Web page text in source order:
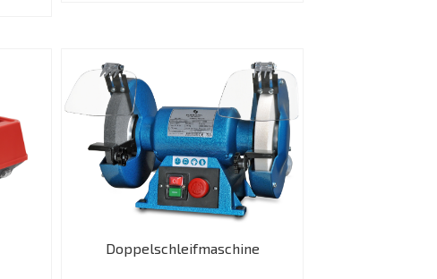
Doppelschleifmaschine